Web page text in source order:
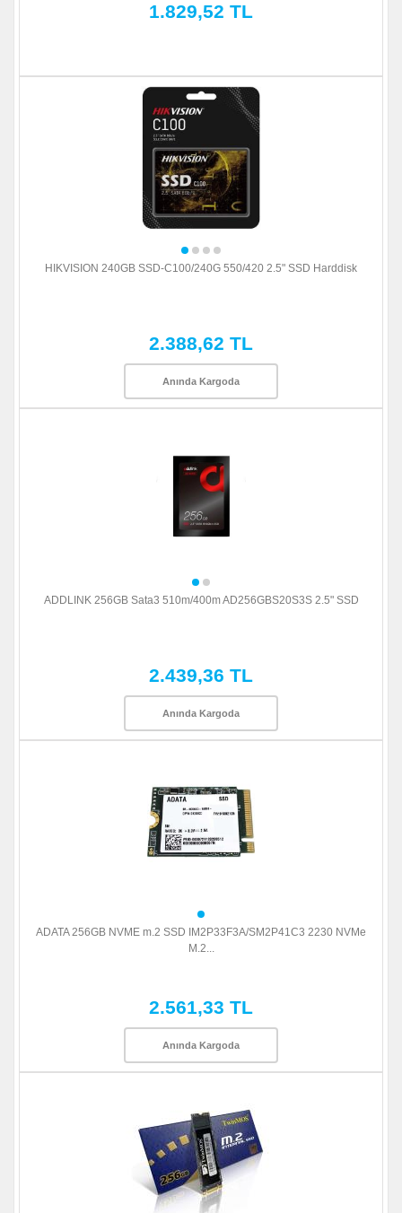
1.829,52 TL
HIKVISION 240GB SSD-C100/240G 550/420 2.5" SSD Harddisk
2.388,62 TL
Anında Kargoda
ADDLINK 256GB Sata3 510m/400m AD256GBS20S3S 2.5" SSD
2.439,36 TL
Anında Kargoda
ADATA 256GB NVME m.2 SSD IM2P33F3A/SM2P41C3 2230 NVMe
M.2...
2.561,33 TL
Anında Kargoda